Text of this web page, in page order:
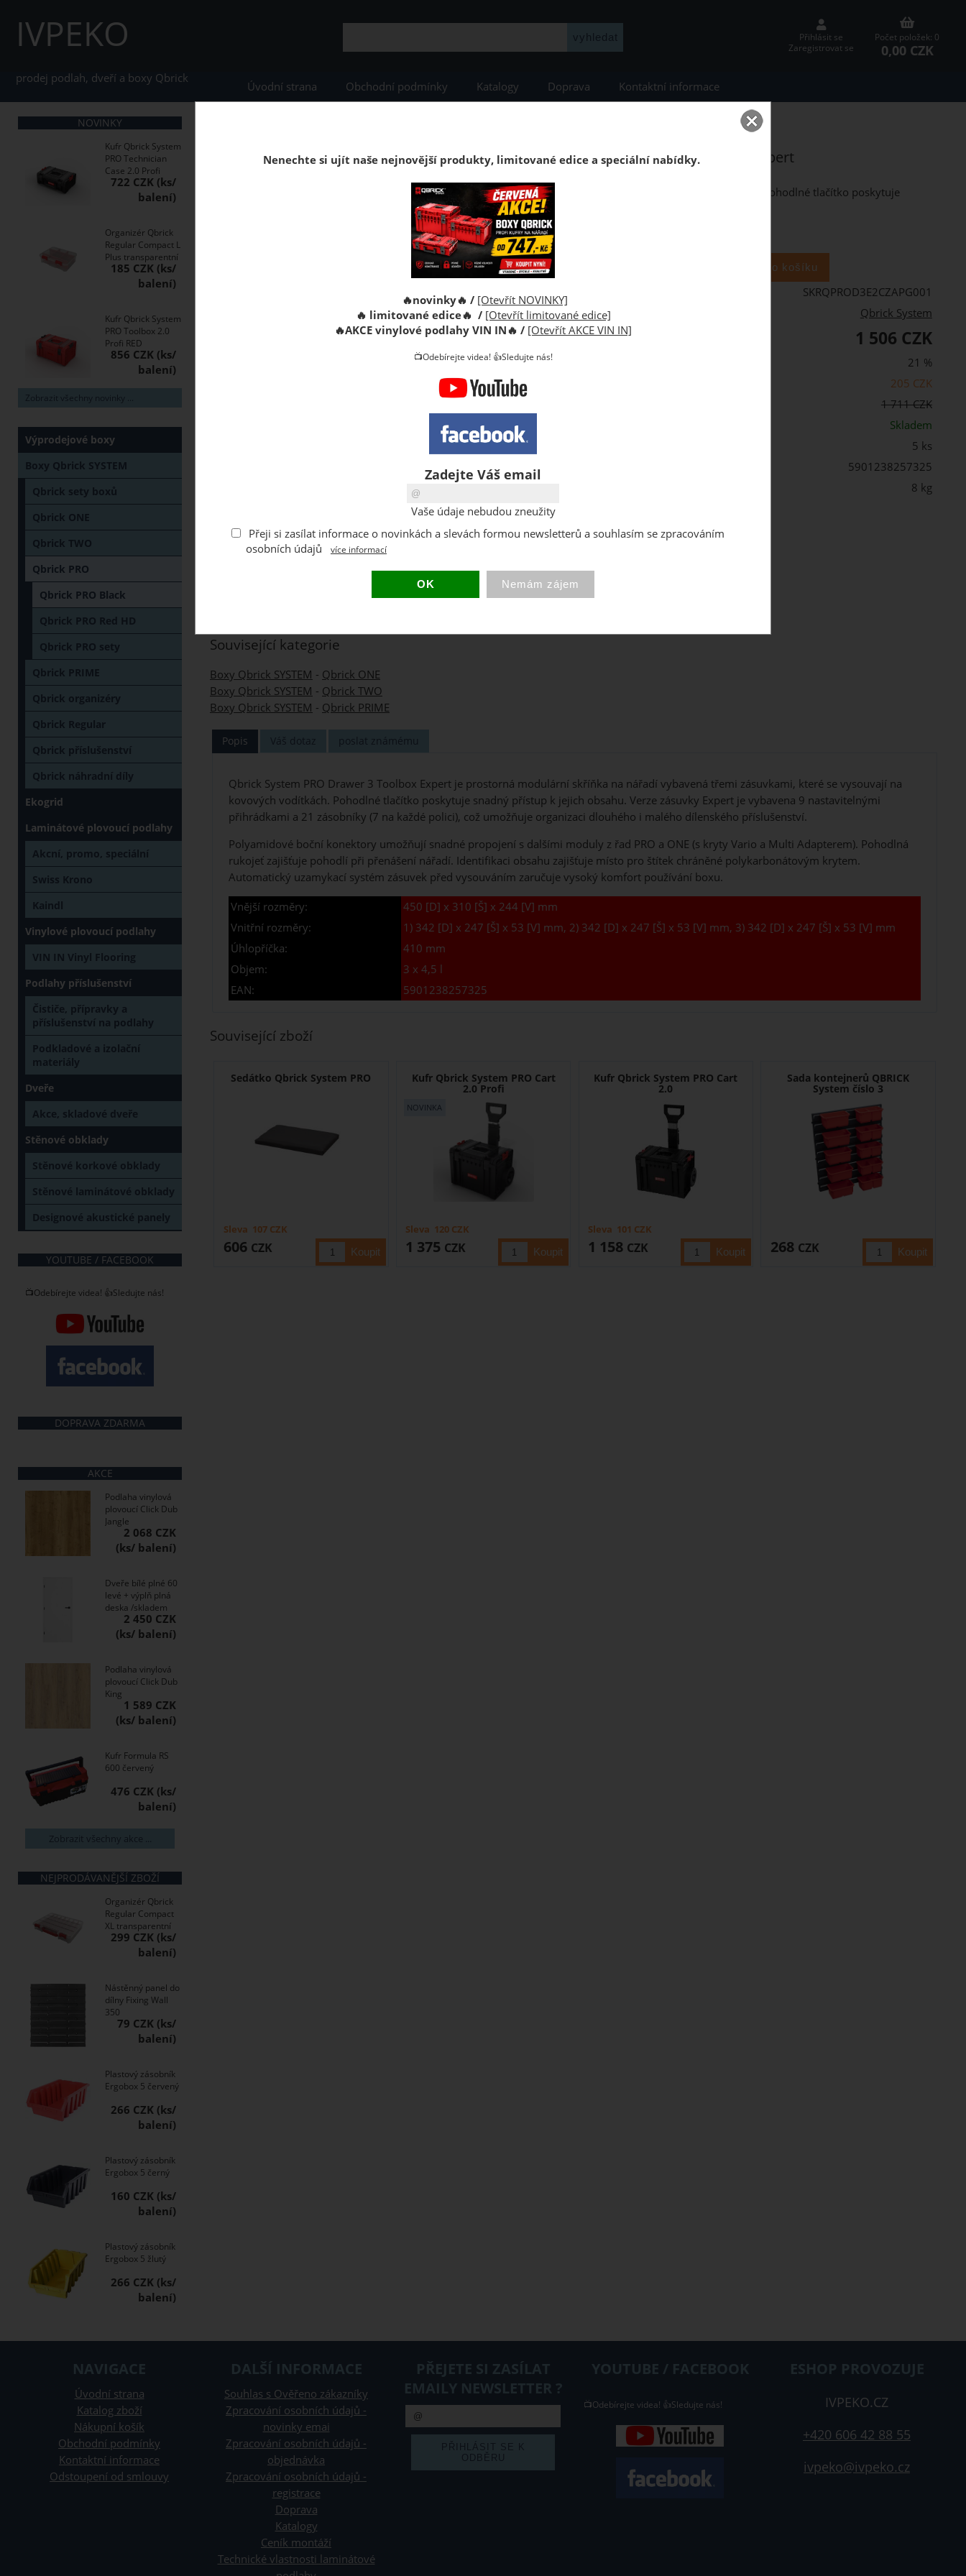
Přihlásit se
Zaregistrovat se
Počet položek: 0
0,00 CZK
IVPEKO
prodej podlah, dveří a boxy Qbrick
Úvodní strana Obchodní podmínky Katalogy Doprava Kontaktní informace
Skříňka na nářadí Qbrick Systém PRO Drawer 3 Toolbox 2.0 Expert
Skříňka na nářadí Qbrick Systém PRO Drawer 3 Toolbox 2.0 Expert je prostorná, modulární skříňka na nářadí. Pohodlné tlačítko poskytuje
SKRQPROD3E2CZAPG001
Výrobce:
Qbrick System
Cena s DPH:
1 506 CZK
21 %
205 CZK
1 711 CZK
Skladem
5 ks
5901238257325
8 kg
Související kategorie
Boxy Qbrick SYSTEM - Qbrick ONE
Boxy Qbrick SYSTEM - Qbrick TWO
Boxy Qbrick SYSTEM - Qbrick PRIME
Popis Váš dotaz poslat známému
Qbrick System PRO Drawer 3 Toolbox Expert je prostorná modulární skříňka na nářadí vybavená třemi zásuvkami, které se vysouvají na
kovových vodítkách. Pohodlné tlačítko poskytuje snadný přístup k jejich obsahu. Verze zásuvky Expert je vybavena 9 nastavitelnými
přihrádkami a 21 zásobníky (7 na každé polici), což umožňuje organizaci dlouhého i malého dílenského příslušenství.
Polyamidové boční konektory umožňují snadné propojení s dalšími moduly z řad PRO a ONE (s kryty Vario a Multi Adapterem). Pohodlná
rukojeť zajišťuje pohodlí při přenášení nářadí. Identifikaci obsahu zajišťuje místo pro štítek chráněné polykarbonátovým krytem.
Automatický uzamykací systém zásuvek před vysouváním zaručuje vysoký komfort používání boxu.
Vnější rozměry:
450 [D] x 310 [Š] x 244 [V] mm
Vnitřní rozměry:
1) 342 [D] x 247 [Š] x 53 [V] mm, 2) 342 [D] x 247 [Š] x 53 [V] mm, 3) 342 [D] x 247 [Š] x 53 [V] mm
Úhlopříčka:
410 mm
Objem:
3 x 4,5 l
EAN:
5901238257325
Související zboží
Sedátko Qbrick System PRO
606 CZK
Sleva 107 CZK
Kufr Qbrick System PRO Cart
2.0 Profi
1 375 CZK
Sleva 120 CZK
Kufr Qbrick System PRO Cart
2.0
1 158 CZK
Sleva 101 CZK
Sada kontejnerů QBRICK
System číslo 3
268 CZK
NOVINKY
Kufr Qbrick System
PRO Technician
Case 2.0 Profi
722 CZK
Organizér Qbrick
Regular Compact L
Plus transparentní
185 CZK
Kufr Qbrick System
PRO Toolbox 2.0
Profi RED
856 CZK
Zobrazit všechny novinky ...
Výprodejové boxy
Boxy Qbrick SYSTEM
Qbrick sety boxů
Qbrick ONE
Qbrick TWO
Qbrick PRO
Qbrick PRO Black
Qbrick PRO Red HD
Qbrick PRO sety
Qbrick PRIME
Qbrick organizéry
Qbrick Regular
Qbrick příslušenství
Qbrick náhradní díly
Ekogrid
Laminátové plovoucí podlahy
Akcní, promo, speciální
Swiss Krono
Kaindl
Vinylové plovoucí podlahy
VIN IN Vinyl Flooring
Podlahy příslušenství
Čističe, přípravky a
příslušenství na podlahy
Podkladové a izolační
materiály
Dveře
Akce, skladové dveře
Stěnové obklady
Stěnové korkové obklady
Stěnové laminátové obklady
Designové akustické panely
YOUTUBE / FACEBOOK
📺Odebírejte videa! 👍Sledujte nás!
DOPRAVA ZDARMA
AKCE
Podlaha vinylová
plovoucí Click Dub
Jangle
2 068 CZK
Dveře bílé plné 60
levé + výplň plná
deska /skladem
2 450 CZK
Podlaha vinylová
plovoucí Click Dub
King
1 589 CZK
Kufr Formula RS
600 červený
476 CZK
Zobrazit všechny akce ...
NEJPRODÁVANĚJŠÍ ZBOŽÍ
Organizér Qbrick
Regular Compact
XL transparentní
299 CZK
Nástěnný panel do
dílny Fixing Wall
350
79 CZK
Plastový zásobník
Ergobox 5 červený
266 CZK
Plastový zásobník
Ergobox 5 černý
160 CZK
Plastový zásobník
Ergobox 5 žlutý
266 CZK
NAVIGACE
Úvodní strana
Katalog zboží
Nákupní košík
Obchodní podmínky
Kontaktní informace
Odstoupení od smlouvy
DALŠÍ INFORMACE
Souhlas s Ověřeno zákazníky
Zpracování osobních údajů -
novinky emai
Zpracování osobních údajů -
objednávka
Zpracování osobních údajů -
registrace
Doprava
Katalogy
Ceník montáží
Technické vlastnosti laminátové
PŘEJETE SI ZASÍLAT
EMAILY NEWSLETTER ?
YOUTUBE / FACEBOOK
📺Odebírejte videa! 👍Sledujte nás!
ESHOP PROVOZUJE
IVPEKO.CZ
+420 606 42 88 55
ivpeko@ivpeko.cz
Nenechte si ujít naše nejnovější produkty, limitované edice a speciální nabídky.
🔥novinky🔥 / [Otevřít NOVINKY]
🔥 limitované edice🔥 / [Otevřít limitované edice]
🔥AKCE vinylové podlahy VIN IN🔥 / [Otevřít AKCE VIN IN]
📺Odebírejte videa! 👍Sledujte nás!
Zadejte Váš email
Vaše údaje nebudou zneužity
Přeji si zasílat informace o novinkách a slevách formou newsletterů a souhlasím se zpracováním
osobních údajů
více informací